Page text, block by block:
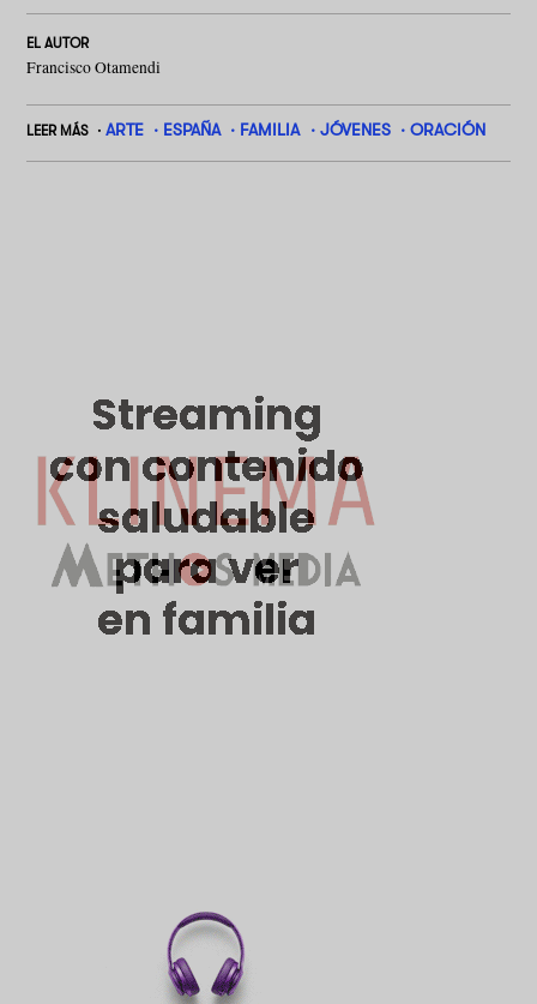
EL AUTOR
Francisco Otamendi
LEER MÁS ARTE ESPAÑA FAMILIA JÓVENES ORACIÓN